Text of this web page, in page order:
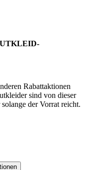
Rabattaktionen
sind von dieser
der Vorrat reicht.